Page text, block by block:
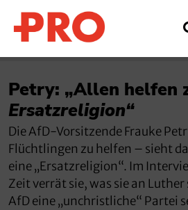
Petry: „Allen helfen
Ersatzreligion“
Die AfD-Vorsitzende Frauke
Flüchtlingen zu helfen – sieht
eine „Ersatzreligion“. Im
Zeit verrät sie, was sie an
AfD eine „unchristliche“ Partei